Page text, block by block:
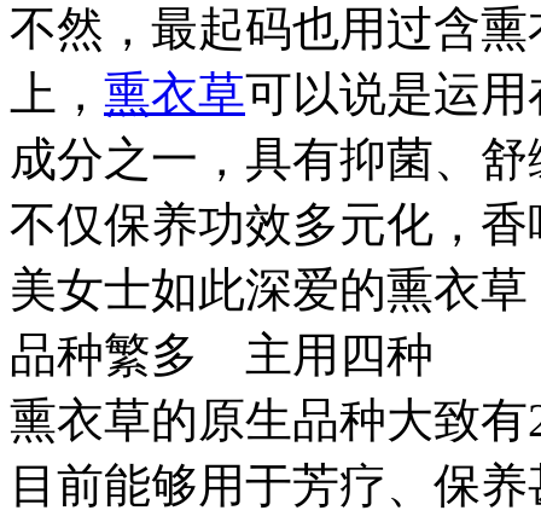
不然，最起码也用过含
上， 熏衣草可以说是运
成分之一，具有抑菌、
不仅保养功效多元化，
美女士如此深爱的熏衣
品种繁多 主用四种
熏衣草的原生品种大致
目前能够用于芳疗、保